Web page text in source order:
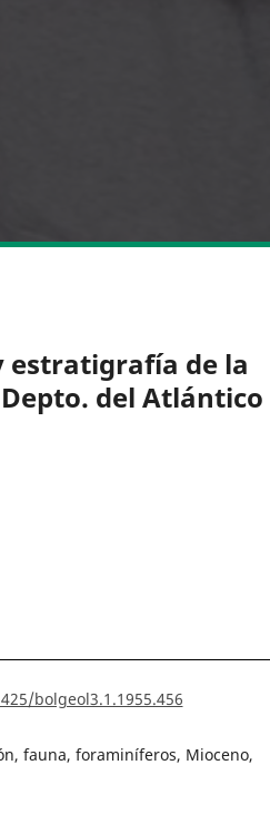
estratigrafía de la
del Atlántico
bolgeol3.1.1955.456
fauna, foraminíferos, Mioceno,